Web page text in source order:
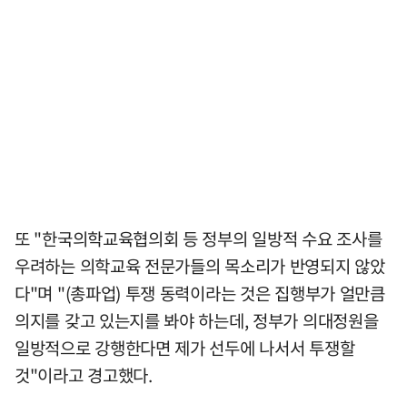
또 "한국의학교육협의회 등 정부의 일방적 수요 조사를
우려하는 의학교육 전문가들의 목소리가 반영되지 않았
다"며 "(총파업) 투쟁 동력이라는 것은 집행부가 얼만큼
의지를 갖고 있는지를 봐야 하는데, 정부가 의대정원을
일방적으로 강행한다면 제가 선두에 나서서 투쟁할
것"이라고 경고했다.